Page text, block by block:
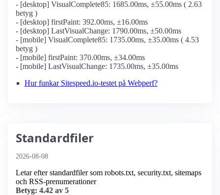
- [desktop] VisualComplete85: 1685.00ms, ±55.00ms ( 2.63
betyg )
- [desktop] firstPaint: 392.00ms, ±16.00ms
- [desktop] LastVisualChange: 1790.00ms, ±50.00ms
- [mobile] VisualComplete85: 1735.00ms, ±35.00ms ( 4.53
betyg )
- [mobile] firstPaint: 370.00ms, ±34.00ms
- [mobile] LastVisualChange: 1735.00ms, ±35.00ms
Hur funkar Sitespeed.io-testet på Webperf?
Standardfiler
2026-08-08
Letar efter standardfiler som robots.txt, security.txt, sitemaps
och RSS-prenumerationer
Betyg: 4.42 av 5